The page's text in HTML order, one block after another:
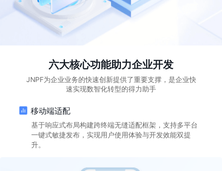
六大核心功能助力企业开发
JNPF为企业业务的快速创新提供了重要支撑，是企业快
速实现数智化转型的得力助手
移动端适配
基于响应式布局构建跨终端无缝适配框架，支持多平台
一键式敏捷发布，实现用户使用体验与开发效能双提
升。